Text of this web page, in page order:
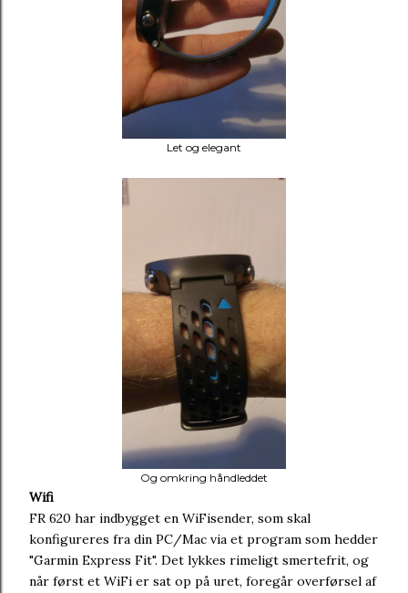
Let og elegant
Og omkring håndleddet
Wifi
FR 620 har indbygget en WiFisender, som skal
konfigureres fra din PC/Mac via et program som hedder
"Garmin Express Fit". Det lykkes rimeligt smertefrit, og
når først et WiFi er sat op på uret, foregår overførsel af